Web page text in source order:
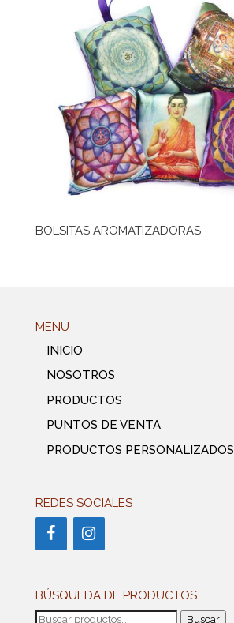
BOLSITAS AROMATIZADORAS
MENU
INICIO
NOSOTROS
PRODUCTOS
PUNTOS DE VENTA
PRODUCTOS PERSONALIZADOS
REDES SOCIALES
BÚSQUEDA DE PRODUCTOS
Buscar
Buscar